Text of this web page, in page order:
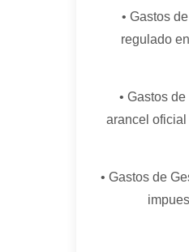
• Gastos
regulado
• Gastos
arancel
• Gastos de